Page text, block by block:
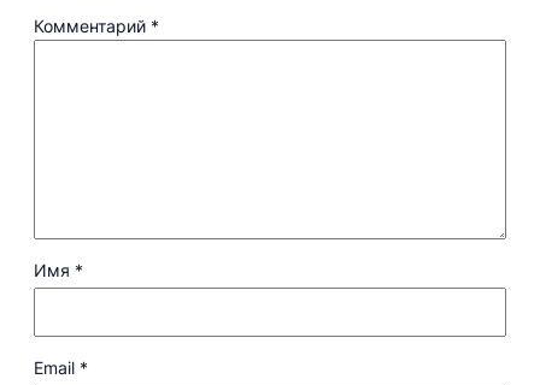
Комментарий *
Имя *
Email *